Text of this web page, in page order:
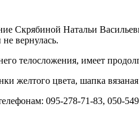
Скрябиной Натальи
вернулась.
телосложения, имеет
желтого цвета, шапка
095-278-71-83, 050-